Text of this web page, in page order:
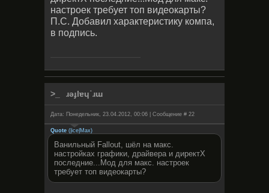
настроек требует топ видеокарты?
П.С. Добавил характеристику компа,
в подпись.
ɹǝɟlɐɥ˙ɹɯ
Дата: Понедельник, 23.04.2012, 00:06 | Сообщение # 22
Quote ( |ice|Max)
Ванильный Fallout, шёл на макс.
настройках графики, драйвера и директХ
последние...Мод для макс. настроек
требует топ видеокарты?